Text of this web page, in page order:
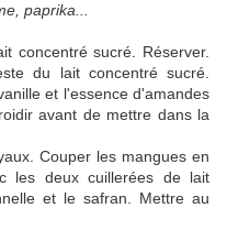
paprika...
concentré sucré. Réserver.
du lait concentré sucré.
et l'essence d'amandes
avant de mettre dans la
Couper les mangues en
les deux cuillerées de lait
et le safran. Mettre au